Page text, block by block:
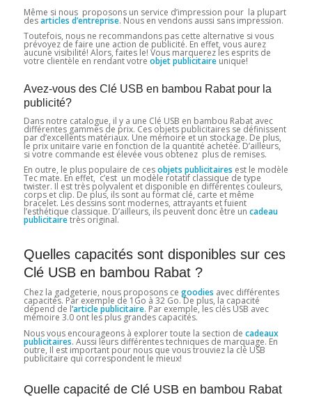
Même si nous proposons un service d’impression pour la plupart
desarticles d’entreprise. Nous en vendons aussi sans impression.
Toutefois, nous ne recommandons pas cette alternative si vous
prévoyez de faire une action de publicité. En effet, vous aurez
aucune visibilité! Alors, faites le! Vous marquerez les esprits de
votre clientèle en rendant votre objet publicitaireunique!
Avez-vous des Clé USB en bambou Rabat pour la
publicité?
Dans notre catalogue, il y a une Clé USB en bambou Rabat avec
différentes gammes de prix. Ces objets publicitaires se définissent
par d’excellents matériaux. Une mémoire et un stockage. De plus,
le prix unitaire varie en fonction de la quantité achetée. D’ailleurs,
si votre commande est élevée vous obtenez plus de remises.
En outre, le plus populaire de cesobjets publicitaires est le modèle
Tec mate. En effet, c’est un modèle rotatif classique de type
twister. Il est très polyvalent et disponible en différentes couleurs,
corps et clip. De plus, ils sont au format clé, carte et même
bracelet. Les dessins sont modernes, attrayants et fuient
l’esthétique classique. D’ailleurs, ils peuvent donc être un cadeau
publicitairetrès original.
Quelles capacités sont disponibles sur ces
Clé USB en bambou Rabat ?
Chez la gadgeterie, nous proposons ce goodies avec différentes
capacités. Par exemple de 1Go à 32 ​​Go. De plus, la capacité
dépend de l‘article publicitaire. Par exemple, les clés USB avec
mémoire 3.0 ont les plus grandes capacités.
Nous vous encourageons à explorer toute la section de cadeaux
publicitaires. Aussi leurs différentes techniques de marquage. En
outre, Il est important pour nous que vous trouviez la clé USB
publicitaire qui correspondent le mieux!
Quelle capacité de Clé USB en bambou Rabat